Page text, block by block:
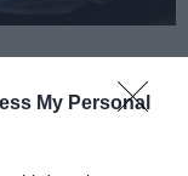
My Personal